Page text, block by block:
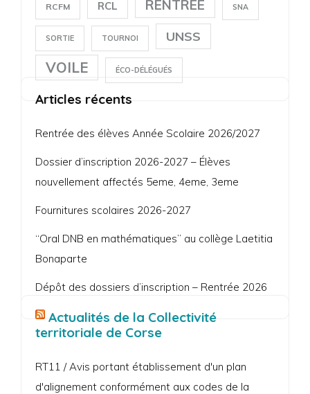
RCFM RCL RENTRÉE SNA
SORTIE TOURNOI UNSS
VOILE ÉCO-DÉLÉGUÉS
Articles récents
Rentrée des élèves Année Scolaire 2026/2027
Dossier d’inscription 2026-2027 – Élèves
nouvellement affectés 5eme, 4eme, 3eme
Fournitures scolaires 2026-2027
“Oral DNB en mathématiques” au collège Laetitia
Bonaparte
Dépôt des dossiers d’inscription – Rentrée 2026
Actualités de la Collectivité
territoriale de Corse
RT11 / Avis portant établissement d'un plan
d'alignement conformément aux codes de la